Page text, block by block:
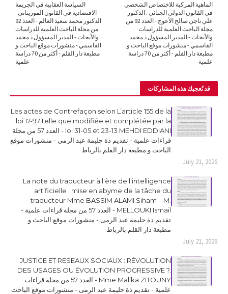
السياسة العقابية في الجريمة
الاقتصادية في القانون الموريتاني .
الدكتور محمد سعيد العالم - العدد 92
من مجلة الباحث العلمية للدراسات
والأبحاث - المدير المسؤول ذ محمد
القاسمي - منشورات موقع الباحث و
مطبعة دار القلم - أكثر من 70 دراسة
علمية
الماهية المركبة للاختصاص الشخصي
في القانون الدولي الجنائي . الدكتور
علي ناجي صالح الأعوج - العدد 92 من
مجلة الباحث العلمية للدراسات
والأبحاث - المدير المسؤول ذ محمد
القاسمي - منشورات موقع الباحث و
مطبعة دار القلم - أكثر من 70 دراسة
علمية
قد تُعجبك هذه المشاركات
Les actes de Contrefaçon selon L’article 155 de la
loi 17-97 telle que modifiée et complétée par la
loi 31-05 et 23-13 MEHDI EDDIANI - العدد 57 من مجلة
قراءات علمية - تقديم ذة حليمة عبد الرمى - منشورات موقع
الباحث و مطبعة دار القلم بالرباط
July 21, 2026
La note du traducteur à l'ère de l'intelligence
artificielle : mise en abyme de la tâche du
traducteur Mme BASSIM ALAMI Siham – M.
MELLOUKI Ismail - العدد 57 من مجلة قراءات علمية -
تقديم ذة حليمة عبد الرمى - منشورات موقع الباحث و
مطبعة دار القلم بالرباط
July 21, 2026
JUSTICE ET RESEAUX SOCIAUX : RÉVOLUTION
DES USAGES OU ÉVOLUTION PROGRESSIVE ?.
Mme Malika ZITOUNY - العدد 57 من مجلة قراءات
علمية - تقديم ذة حليمة عبد الرمى - منشورات موقع الباحث